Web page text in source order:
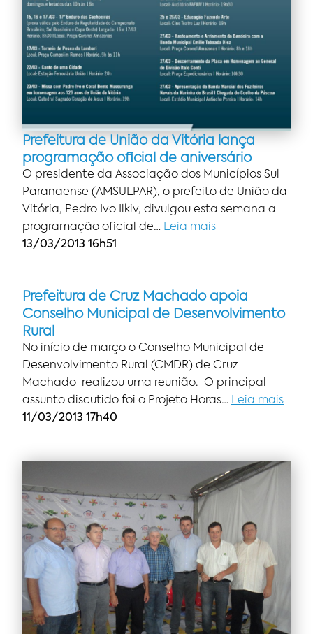
Prefeitura de União da Vitória lança
programação oficial de aniversário
O presidente da Associação dos Municípios Sul
Paranaense (AMSULPAR), o prefeito de União da
Vitória, Pedro Ivo Ilkiv, divulgou esta semana a
programação oficial de… Leia mais
13/03/2013 16h51
Prefeitura de Cruz Machado apoia
Conselho Municipal de Desenvolvimento
Rural
No início de março o Conselho Municipal de
Desenvolvimento Rural (CMDR) de Cruz
Machado realizou uma reunião. O principal
assunto discutido foi o Projeto Horas… Leia mais
11/03/2013 17h40